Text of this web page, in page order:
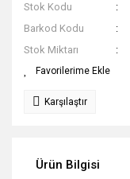
Stok Kodu
Barkod Kodu
Stok Miktarı
Karşılaştır
Ürün Bilgisi